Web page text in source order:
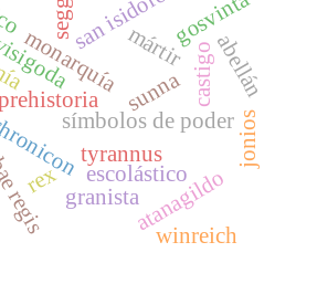
mártir
símbolos de poder
tyrannus
monarquía castigo
san isidoro
escolástico
rex atanagildo
sunna
segga gosvinta
granista
abellán
jonios
winreich